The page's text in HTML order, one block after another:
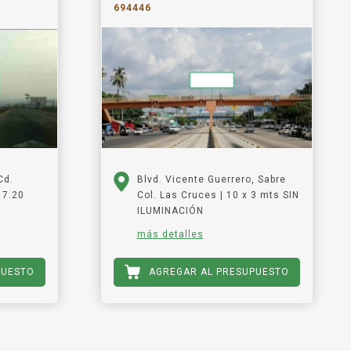
694446
Blvd. Vicente Guerrero, Sabre
Col. Las Cruces | 10 x 3 mts SIN
ILUMINACIÓN
más detalles
AGREGAR AL PRESUPUESTO